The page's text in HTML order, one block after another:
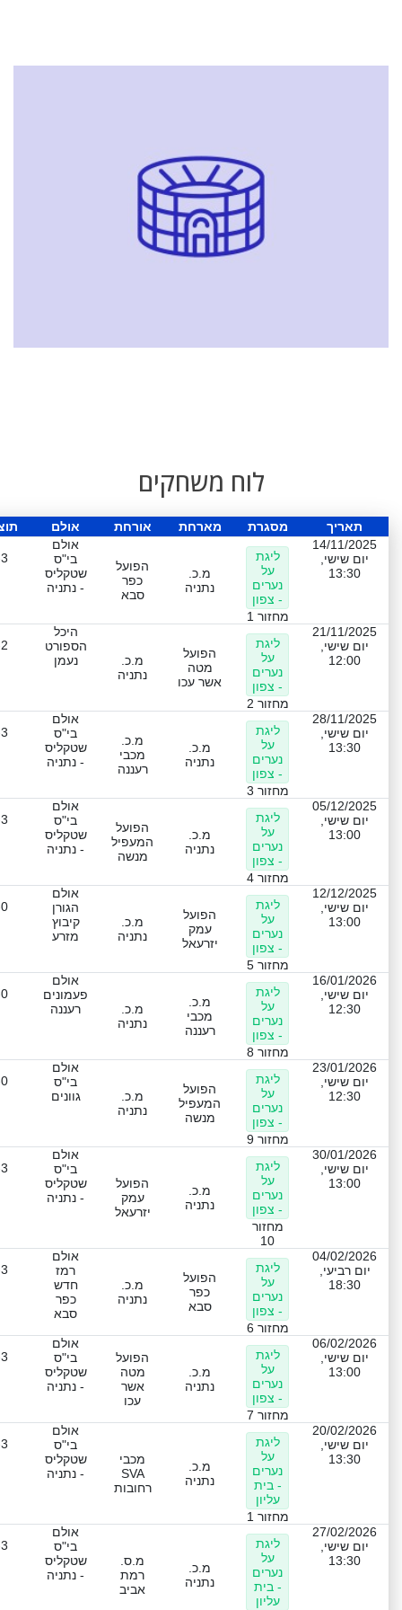
לוח משחקים
תאריך מסגרת מארחת אורחת אולם
14/11/2025
יום שישי,
13:30
ליגת
על
נערים
- צפון
מחזור 1
מ.כ.
נתניה
הפועל
כפר
סבא
אולם
בי"ס
שטקליס
- נתניה
21/11/2025
יום שישי,
12:00
ליגת
על
נערים
- צפון
מחזור 2
הפועל
מטה
אשר עכו
מ.כ.
נתניה
היכל
הספורט
נעמן
28/11/2025
יום שישי,
13:30
ליגת
על
נערים
- צפון
מחזור 3
מ.כ.
נתניה
מ.כ.
מכבי
רעננה
אולם
בי"ס
שטקליס
- נתניה
05/12/2025
יום שישי,
13:00
ליגת
על
נערים
- צפון
מחזור 4
מ.כ.
נתניה
הפועל
המעפיל
מנשה
אולם
בי"ס
שטקליס
- נתניה
12/12/2025
יום שישי,
13:00
ליגת
על
נערים
- צפון
מחזור 5
הפועל
עמק
יזרעאל
מ.כ.
נתניה
אולם
הגורן
קיבוץ
מזרע
16/01/2026
יום שישי,
12:30
ליגת
על
נערים
- צפון
מחזור 8
מ.כ.
מכבי
רעננה
מ.כ.
נתניה
אולם
פעמונים
רעננה
23/01/2026
יום שישי,
12:30
ליגת
על
נערים
- צפון
מחזור 9
הפועל
המעפיל
מנשה
מ.כ.
נתניה
אולם
בי"ס
גוונים
30/01/2026
יום שישי,
13:00
ליגת
על
נערים
- צפון
מחזור
10
מ.כ.
נתניה
הפועל
עמק
יזרעאל
אולם
בי"ס
שטקליס
- נתניה
04/02/2026
יום רביעי,
18:30
ליגת
על
נערים
- צפון
מחזור 6
הפועל
כפר
סבא
מ.כ.
נתניה
אולם
רמז
חדש
כפר
סבא
06/02/2026
יום שישי,
13:00
ליגת
על
נערים
- צפון
מחזור 7
מ.כ.
נתניה
הפועל
מטה
אשר
עכו
אולם
בי"ס
שטקליס
- נתניה
20/02/2026
יום שישי,
13:30
ליגת
על
נערים
- בית
עליון
מחזור 1
מ.כ.
נתניה
מכבי
SVA
רחובות
אולם
בי"ס
שטקליס
- נתניה
27/02/2026
יום שישי,
13:30
ליגת
על
נערים
- בית
עליון
מ.כ.
נתניה
מ.ס.
רמת
אביב
אולם
בי"ס
שטקליס
- נתניה